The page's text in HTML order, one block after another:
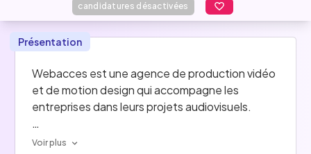
candidatures désactivées
Présentation
Webacces est une agence de production vidéo
et de motion design qui accompagne les
entreprises dans leurs projets audiovisuels.
Voir plus